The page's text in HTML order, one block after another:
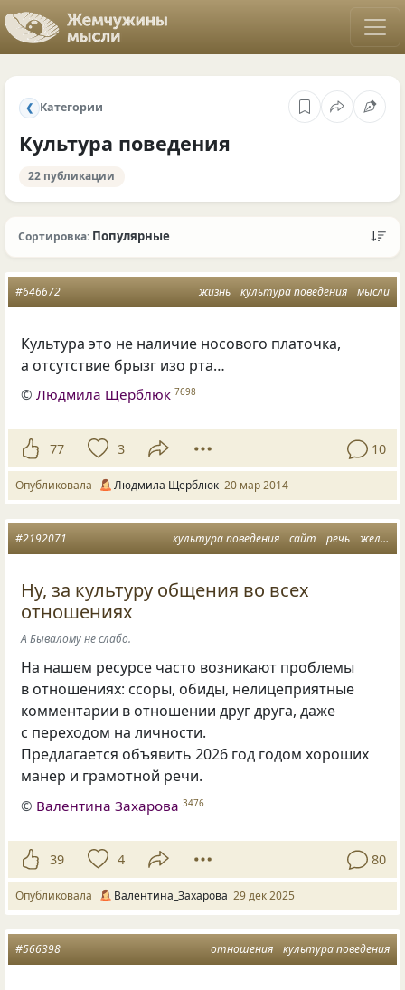
❮ Категории
Культура поведения
22 публикации
Сортировка: Популярные
жизнь культура поведения мысли
#646672
Культура это не наличие носового платочка,
а отсутствие брызг изо рта…
©Людмила Щерблюк 7698
77 3 10
Опубликовала Людмила Щерблюк 20 мар 2014
культура поведения сайт речь желания и возможности
#2192071
Ну, за культуру общения во всех
отношениях
А Бывалому не слабо.
На нашем ресурсе часто возникают проблемы
в отношениях: ссоры, обиды, нелицеприятные
комментарии в отношении друг друга, даже
с переходом на личности.
Предлагается объявить 2026 год годом хороших
манер и грамотной речи.
© Валентина Захарова 3476
39 4 80
Опубликовала Валентина_Захарова 29 дек 2025
отношения культура поведения
#566398